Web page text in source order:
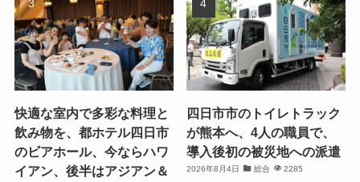
快適な室内で多彩な料理と
飲み物を、都ホテル四日市
のビアホール、今ならハワ
イアン、後半はアジアン＆
四日市市のトイレトラック
が熊本へ、4人の職員で、
導入後初の被災地への派遣
2026年8月4日 総合 2285